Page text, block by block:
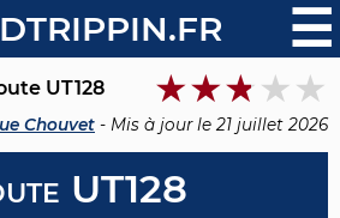
☰
UT128
Chouvet - Mis à jour le 21 juillet 2026
UT128